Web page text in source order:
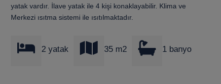
yatak vardır. İlave yatak ile 4 kişi konaklayabilir. Klima ve
Merkezi ısıtma sistemi ile ısıtılmaktadır.
2 yatak 35 m2 1 banyo